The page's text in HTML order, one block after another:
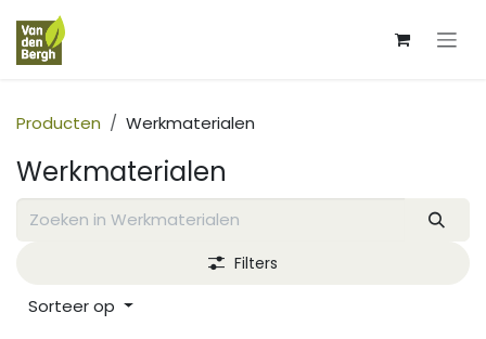
Overslaan naar inhoud
Producten Werkmaterialen
Werkmaterialen
Sorteer op
Filters